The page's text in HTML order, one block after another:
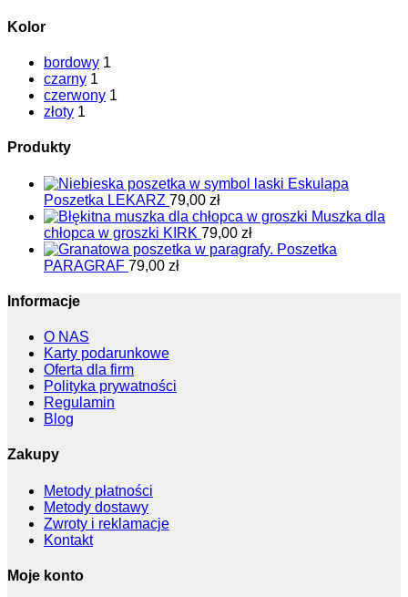
Kolor
bordowy 1
czarny 1
czerwony 1
złoty 1
Produkty
Poszetka LEKARZ 79,00 zł
Muszka dla
chłopca w groszki KIRK 79,00 zł
Poszetka
PARAGRAF 79,00 zł
Informacje
O NAS
Karty podarunkowe
Oferta dla firm
Polityka prywatności
Regulamin
Blog
Zakupy
Metody płatności
Metody dostawy
Zwroty i reklamacje
Kontakt
Moje konto